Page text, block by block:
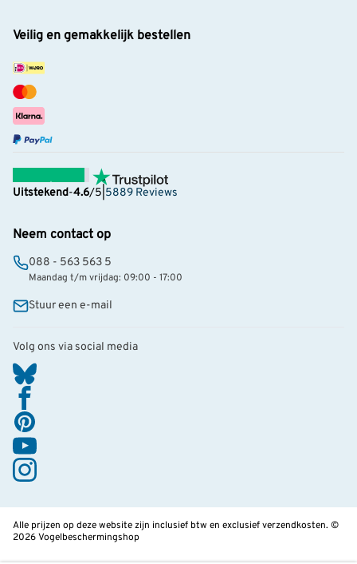
Veilig en gemakkelijk bestellen
Uitstekend-4.6/5 5889 Reviews
Neem contact op
088 - 563 563 5
Maandag t/m vrijdag: 09:00 - 17:00
Stuur een e-mail
Volg ons via social media
Alle prijzen op deze website zijn inclusief btw en exclusief verzendkosten. ©
2026 Vogelbeschermingshop